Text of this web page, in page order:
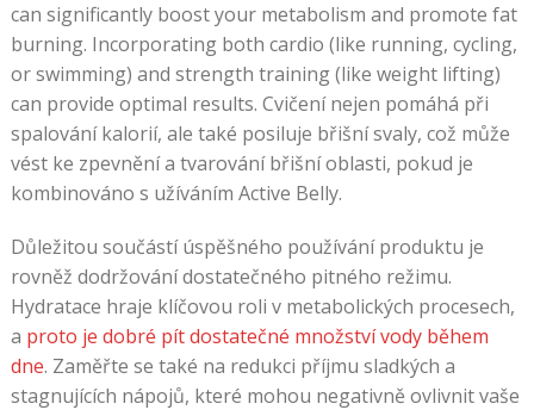
can significantly boost your metabolism and promote fat
burning. Incorporating both cardio (like running, cycling,
or swimming) and strength training (like weight lifting)
can provide optimal results. Cvičení nejen pomáhá při
spalování kalorií, ale také posiluje břišní svaly, což může
vést ke zpevnění a tvarování břišní oblasti, pokud je
kombinováno s užíváním Active Belly.
Důležitou součástí úspěšného používání produktu je
rovněž dodržování dostatečného pitného režimu.
Hydratace hraje klíčovou roli v metabolických procesech,
a proto je dobré pít dostatečné množství vody během
dne. Zaměřte se také na redukci příjmu sladkých a
stagnujících nápojů, které mohou negativně ovlivnit vaše